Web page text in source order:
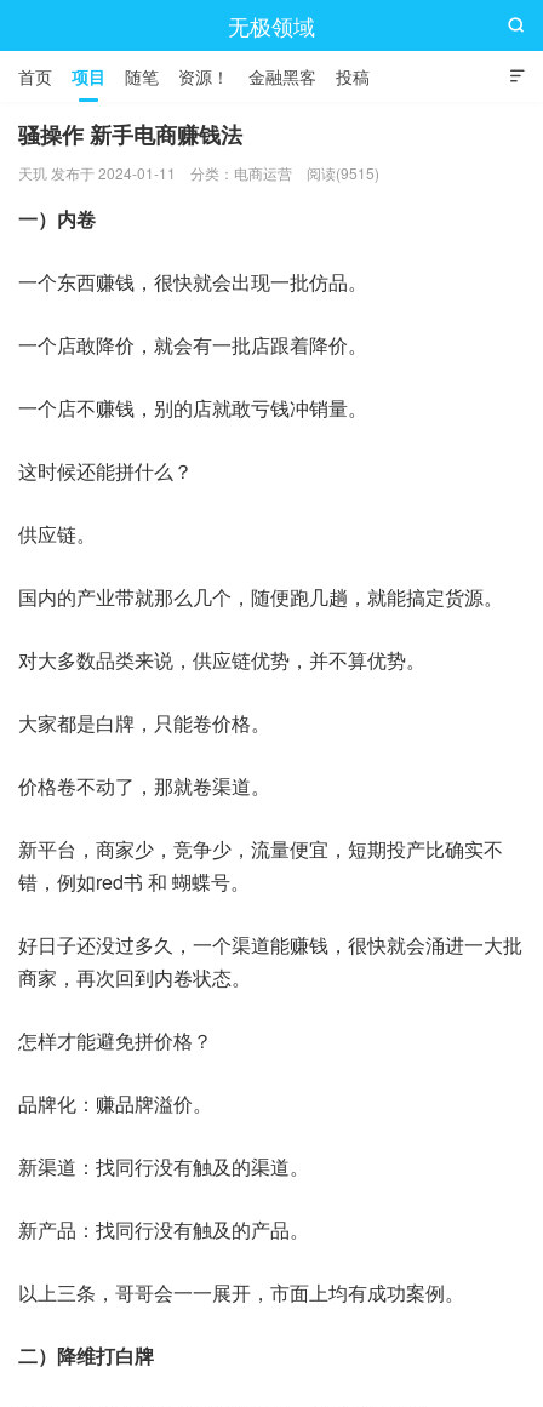
无极领域

首页 项目 随笔 资源！ 金融黑客 投稿

骚操作 新手电商赚钱法
天玑 发布于 2024-01-11 分类： 电商运营 阅读(9515)
一）内卷
一个东西赚钱，很快就会出现一批仿品。
一个店敢降价，就会有一批店跟着降价。
一个店不赚钱，别的店就敢亏钱冲销量。
这时候还能拼什么？
供应链。
国内的产业带就那么几个，随便跑几趟，就能搞定货源。
对大多数品类来说，供应链优势，并不算优势。
大家都是白牌，只能卷价格。
价格卷不动了，那就卷渠道。
新平台，商家少，竞争少，流量便宜，短期投产比确实不
错，例如red书 和 蝴蝶号。
好日子还没过多久，一个渠道能赚钱，很快就会涌进一大批
商家，再次回到内卷状态。
怎样才能避免拼价格？
品牌化：赚品牌溢价。
新渠道：找同行没有触及的渠道。
新产品：找同行没有触及的产品。
以上三条，哥哥会一一展开，市面上均有成功案例。
二）降维打白牌